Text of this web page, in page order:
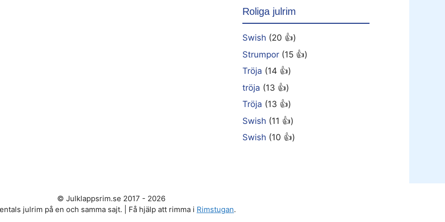
Roliga julrim
Swish (20 👍)
Strumpor (15 👍)
Tröja (14 👍)
tröja (13 👍)
Tröja (13 👍)
Swish (11 👍)
Swish (10 👍)
© Julklappsrim.se 2017 - 2026
julrim på en och samma sajt. | Få hjälp att rimma i Rimstugan.